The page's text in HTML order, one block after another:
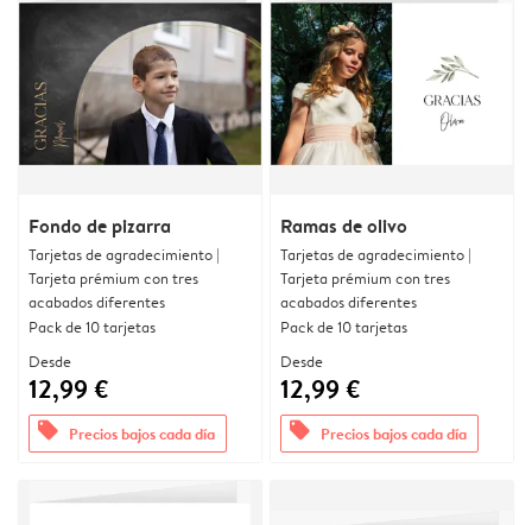
Fondo de pizarra
Tarjetas de agradecimiento |
Tarjeta prémium con tres
acabados diferentes
Pack de 10 tarjetas
Desde
12,99 €
offers Precios bajos cada día
Ramas de olivo
Tarjetas de agradecimiento |
Tarjeta prémium con tres
acabados diferentes
Pack de 10 tarjetas
Desde
12,99 €
offers Precios bajos cada día